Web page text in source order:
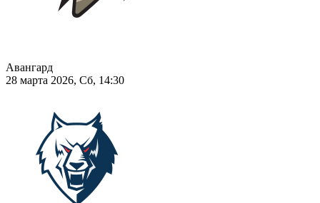
Авангард
28 марта 2026, Сб, 14:30